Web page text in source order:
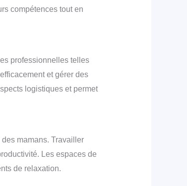
compétences tout en
professionnelles telles
et gérer des
logistiques et permet
mamans. Travailler
Les espaces de
de relaxation.